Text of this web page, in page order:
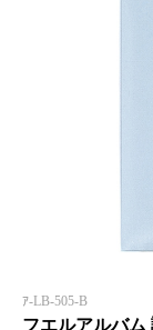
ｱ-LB-505-B
フエルアルバム